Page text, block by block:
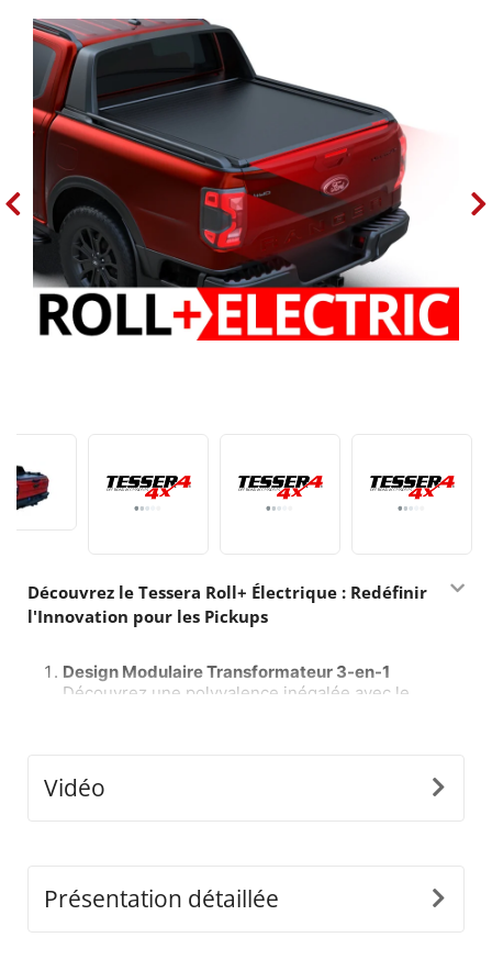
Découvrez le Tessera Roll+ Électrique : Redéfinir
l'Innovation pour les Pickups
Design Modulaire Transformateur 3-en-1
Découvrez une polyvalence inégalée avec le
électrique, et vice versa, sans avoir à remplacer
le système complet. Installez simplement notre
Vidéo
Présentation détaillée